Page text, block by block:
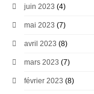
juin 2023 (4)
mai 2023 (7)
avril 2023 (8)
mars 2023 (7)
février 2023 (8)